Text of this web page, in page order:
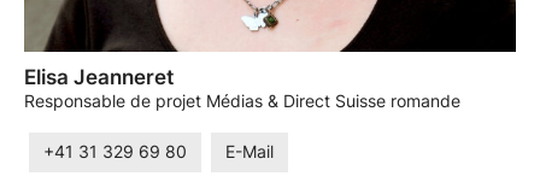
Elisa Jeanneret
Responsable de projet Médias & Direct Suisse romande
+41 31 329 69 80 E-Mail